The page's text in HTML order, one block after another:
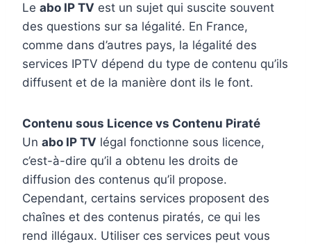
Le abo IP TV est un sujet qui suscite souvent
des questions sur sa légalité. En France,
comme dans d’autres pays, la légalité des
services IPTV dépend du type de contenu qu’ils
diffusent et de la manière dont ils le font.
Contenu sous Licence vs Contenu Piraté
Un abo IP TV légal fonctionne sous licence,
c’est-à-dire qu’il a obtenu les droits de
diffusion des contenus qu’il propose.
Cependant, certains services proposent des
chaînes et des contenus piratés, ce qui les
rend illégaux. Utiliser ces services peut vous